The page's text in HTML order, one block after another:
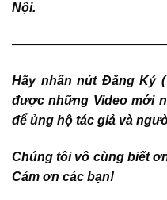
Nội.
Hãy nhấn nút Đăng Ký
được những Video mới
để ủng hộ tác giả và
Chúng tôi vô cùng biết
Cảm ơn các bạn!